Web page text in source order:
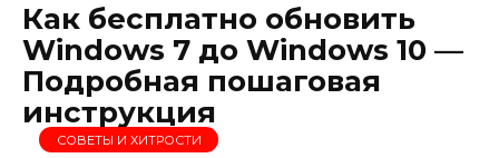
Как бесплатно обновить
Windows 7 до Windows 10 —
Подробная пошаговая
инструкция
СОВЕТЫ И ХИТРОСТИ